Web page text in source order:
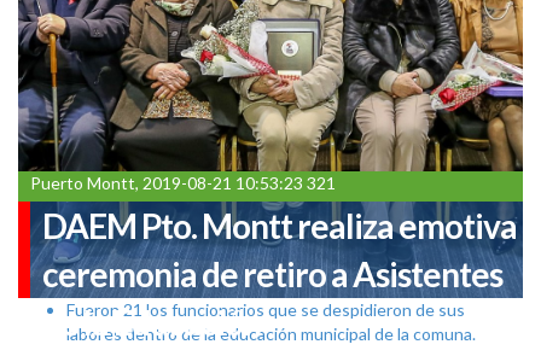
Puerto Montt, 2019-08-21 10:53:23 321
DAEM Pto. Montt realiza emotiva
ceremonia de retiro a Asistentes
de la Educación
Fueron 21 los funcionarios que se despidieron de sus
labores dentro de la educación municipal de la comuna.